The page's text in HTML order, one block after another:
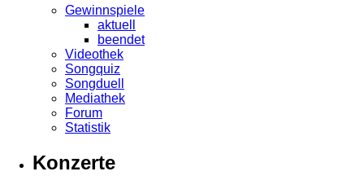
Gewinnspiele
aktuell
beendet
Videothek
Songquiz
Songduell
Mediathek
Forum
Statistik
Konzerte